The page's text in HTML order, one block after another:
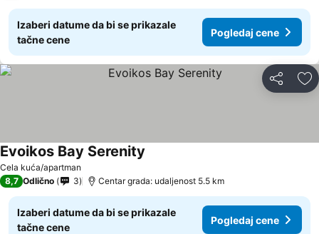
Izaberi datume da bi se prikazale
tačne cene
Pogledaj cene
Deli
Cela kuća/apartman
Evoikos Bay Serenity
8,7 Odlično 3 Centar grada: udaljenost 5.5 km
Izaberi datume da bi se prikazale
tačne cene
Pogledaj cene